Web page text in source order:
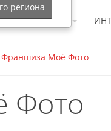
Франшиза Моё Фото
Фото
региона